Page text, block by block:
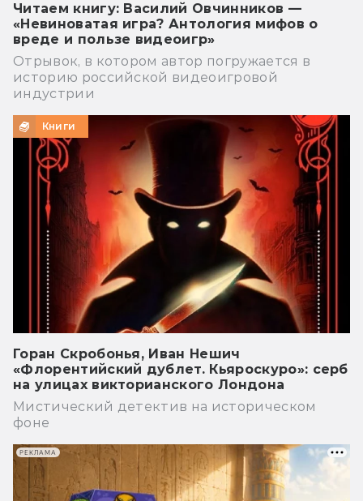
Читаем книгу: Василий Овчинников —
«Невиноватая игра? Антология мифов о
вреде и пользе видеоигр»
Отрывок, в котором автор погружается в
историю российской видеоигровой
индустрии
Книги
Горан Скробонья, Иван Нешич
«Флорентийский дублет. Кьяроскуро»: серб
на улицах викторианского Лондона
Мистический детектив на историческом
фоне
РЕКЛАМА